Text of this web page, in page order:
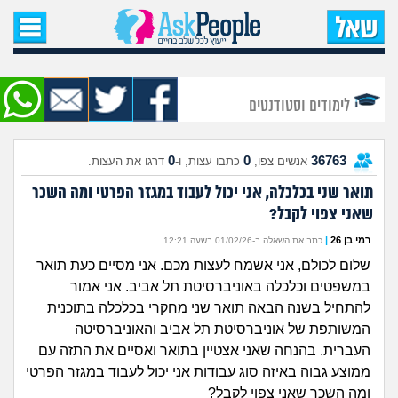
עמוד הבית
שאל שאלה
שאלות חדשות
שאלות שעוררו עניין
מה קורה כאן?
מתחם הטיפים
מדורים
לימודים וסטודנטים
36763 אנשים צפו, 0 כתבו עצות, ו-0 דרגו את העצות.
תואר שני בכלכלה, אני יכול לעבוד במגזר הפרטי ומה השכר
שאני צפוי לקבל?
רמי בן 26 | כתב את השאלה ב-01/02/26 בשעה 12:21
שלום לכולם, אני אשמח לעצות מכם. אני מסיים כעת תואר
במשפטים וכלכלה באוניברסיטת תל אביב. אני אמור
להתחיל בשנה הבאה תואר שני מחקרי בכלכלה בתוכנית
המשותפת של אוניברסיטת תל אביב והאוניברסיטה
העברית. בהנחה שאני אצטיין בתואר ואסיים את התזה עם
ממוצע גבוה באיזה סוג עבודות אני יכול לעבוד במגזר הפרטי
ומה השכר שאני צפוי לקבל?